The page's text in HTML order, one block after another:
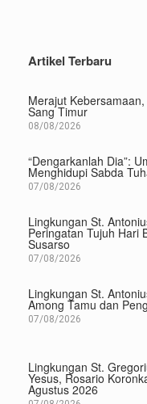
Artikel Terbaru
Merajut
Sang Timur
08/08/2026
“Dengarkanlah Dia”:
Menghidupi Sabda
07/08/2026
Lingkungan St.
Peringatan Tujuh Hari
Susarso
07/08/2026
Lingkungan St.
Among Tamu dan
07/08/2026
Lingkungan St.
Yesus, Rosario
Agustus 2026